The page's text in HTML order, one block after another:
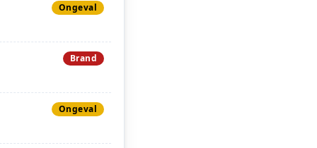
Ongeval
Brand
Ongeval